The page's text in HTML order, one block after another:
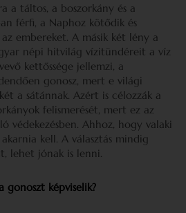
a táltos, a boszorkány és a
férfi, a Naphoz kötődik és
embereket. A másik két lény a
népi hitvilág vízitündéreit a víz
kettőssége jellemzi, a
gonosz, mert e világi
a sátánnak. Azért is célozzák a
felismerését, mert ez az
védekezésben. Ahhoz, hogy valaki
kell. A választás mindig
lehet jónak is lenni.
gonoszt képviselik?